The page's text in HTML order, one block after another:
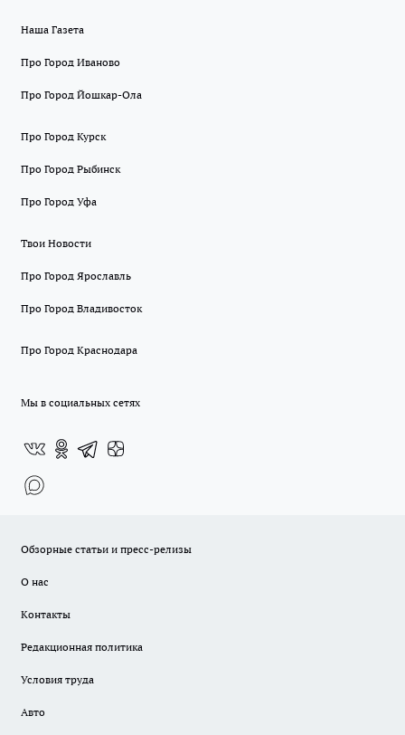
Наша Газета
Про Город Иваново
Про Город Йошкар-Ола
Про Город Курск
Про Город Рыбинск
Про Город Уфа
Твои Новости
Про Город Ярославль
Про Город Владивосток
Про Город Краснодара
Мы в социальных сетях
Обзорные статьи и пресс-релизы
О нас
Контакты
Редакционная политика
Условия труда
Авто